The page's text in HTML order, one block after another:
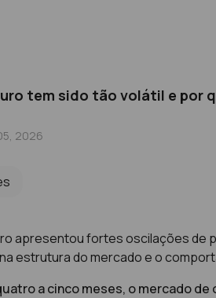
tem sido tão volátil e por
2026
apresentou fortes oscilações
estrutura do mercado e o
a cinco meses, o mercado